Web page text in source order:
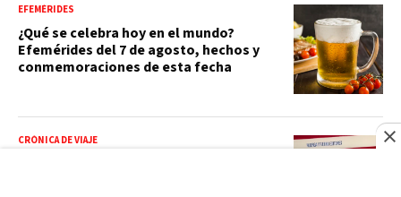
EFEMÉRIDES
¿Qué se celebra hoy en el mundo?
Efemérides del 7 de agosto, hechos y
conmemoraciones de esta fecha
CRÓNICA DE VIAJE